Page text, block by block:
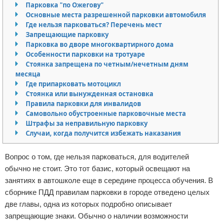
Административное право
Пенсия, пособия и льготы
Семейное право
Льготы и компенсации
Наследство и завещания
Медицинское право
Нотариат в РФ
Земельное право
Право собственности
Парковка "по Ожегову"
Основные места разрешенной парковки автомобиля
Где нельзя парковаться? Перечень мест
Запрещающие парковку
Парковка во дворе многоквартирного дома
Особенности парковки на тротуаре
Стоянка запрещена по четным/нечетным дням
месяца
Где припарковать мотоцикл
Стоянка или вынужденная остановка
Правила парковки для инвалидов
Самовольно обустроенные парковочные места
Штрафы за неправильную парковку
Случаи, когда получится избежать наказания
Вопрос о том, где нельзя парковаться, для водителей
обычно не стоит. Это тот базис, который освещают на
занятиях в автошколе еще в середине процесса обучения. В
сборнике ПДД правилам парковки в городе отведено целых
две главы, одна из которых подробно описывает
запрещающие знаки. Обычно о наличии возможности